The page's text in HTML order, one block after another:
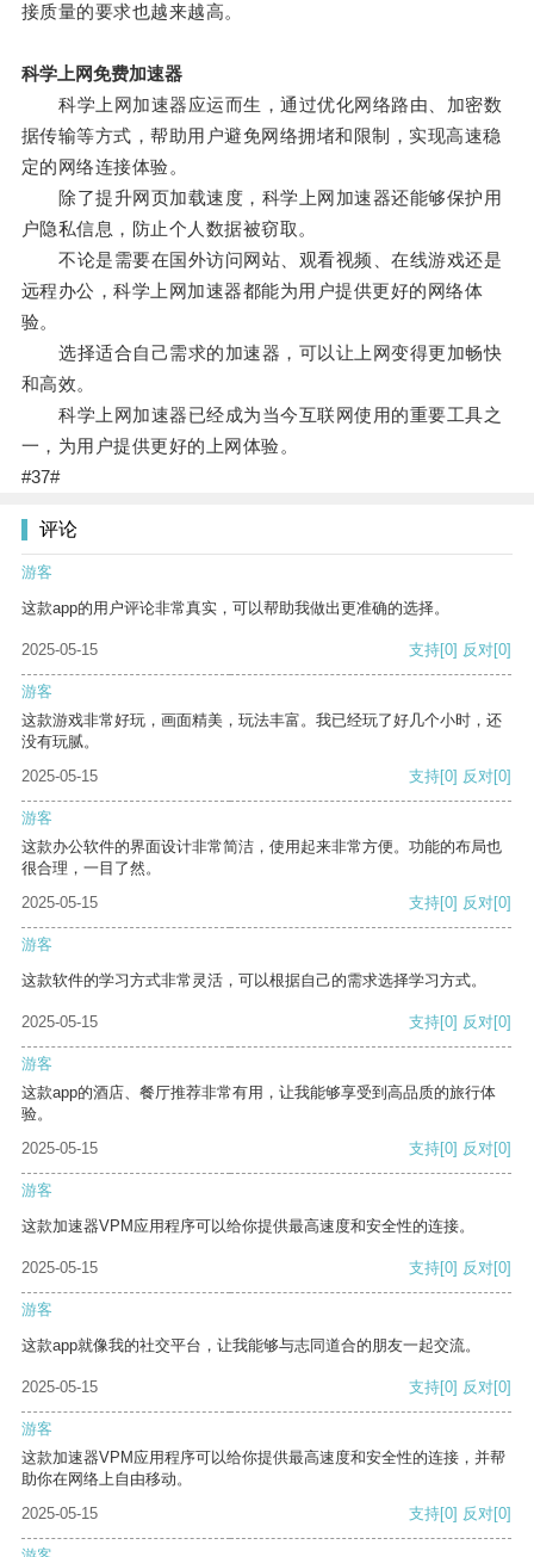
接质量的要求也越来越高。
科学上网免费加速器
科学上网加速器应运而生，通过优化网络路由、加密数
据传输等方式，帮助用户避免网络拥堵和限制，实现高速稳
定的网络连接体验。
除了提升网页加载速度，科学上网加速器还能够保护用
户隐私信息，防止个人数据被窃取。
不论是需要在国外访问网站、观看视频、在线游戏还是
远程办公，科学上网加速器都能为用户提供更好的网络体
验。
选择适合自己需求的加速器，可以让上网变得更加畅快
和高效。
科学上网加速器已经成为当今互联网使用的重要工具之
一，为用户提供更好的上网体验。
#37#
评论
游客
这款app的用户评论非常真实，可以帮助我做出更准确的选择。
2025-05-15 支持[0] 反对[0]
游客
这款游戏非常好玩，画面精美，玩法丰富。我已经玩了好几个小时，还
没有玩腻。
2025-05-15
支持[0] 反对[0]
游客
这款办公软件的界面设计非常简洁，使用起来非常方便。功能的布局也
很合理，一目了然。
2025-05-15
支持[0] 反对[0]
游客
这款软件的学习方式非常灵活，可以根据自己的需求选择学习方式。
2025-05-15 支持[0] 反对[0]
游客
这款app的酒店、餐厅推荐非常有用，让我能够享受到高品质的旅行体
验。
2025-05-15
支持[0] 反对[0]
游客
这款加速器VPM应用程序可以给你提供最高速度和安全性的连接。
2025-05-15 支持[0] 反对[0]
游客
这款app就像我的社交平台，让我能够与志同道合的朋友一起交流。
2025-05-15 支持[0] 反对[0]
游客
这款加速器VPM应用程序可以给你提供最高速度和安全性的连接，并帮
助你在网络上自由移动。
2025-05-15
支持[0] 反对[0]